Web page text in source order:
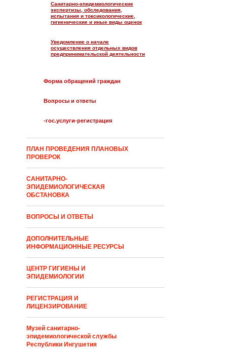
Санитарно-эпидемиологические
экспертизы, обследования,
испытания и токсикологические,
гигиенические и иные виды оценок
Уведомление о начале
осуществления отдельных видов
предпринимательской деятельности
Форма обращений граждан
Вопросы и ответы
-гос.услуги-регистрация
ПЛАН ПРОВЕДЕНИЯ ПЛАНОВЫХ
ПРОВЕРОК
САНИТАРНО-
ЭПИДЕМИОЛОГИЧЕСКАЯ
ОБСТАНОВКА
ВОПРОСЫ И ОТВЕТЫ
ДОПОЛНИТЕЛЬНЫЕ
ИНФОРМАЦИОННЫЕ РЕСУРСЫ
ЦЕНТР ГИГИЕНЫ И
ЭПИДЕМИОЛОГИИ
РЕГИСТРАЦИЯ И
ЛИЦЕНЗИРОВАНИЕ
Музей санитарно-
эпидемиологической службы
Республики Ингушетия